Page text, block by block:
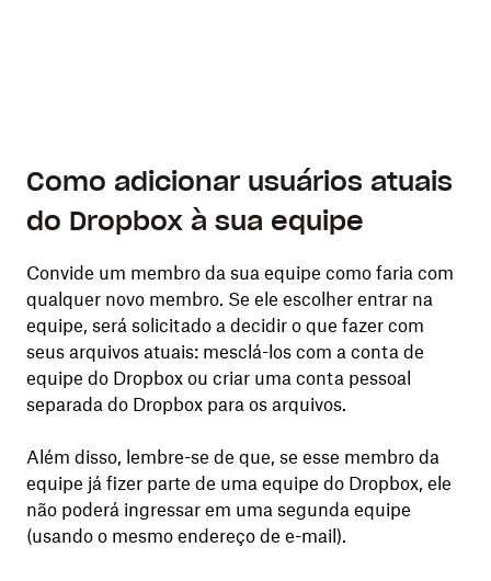
Como adicionar usuários atuais
do Dropbox à sua equipe
Convide um membro da sua equipe como faria com
qualquer novo membro. Se ele escolher entrar na
equipe, será solicitado a decidir o que fazer com
seus arquivos atuais: mesclá-los com a conta de
equipe do Dropbox ou criar uma conta pessoal
separada do Dropbox para os arquivos.
Além disso, lembre-se de que, se esse membro da
equipe já fizer parte de uma equipe do Dropbox, ele
não poderá ingressar em uma segunda equipe
(usando o mesmo endereço de e-mail).